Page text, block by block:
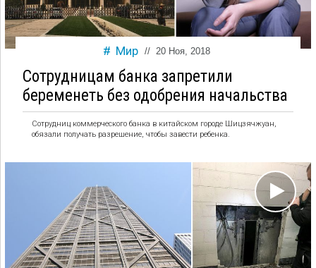
Мир // 20 Ноя, 2018
Сотрудницам банка запретили
беременеть без одобрения начальства
Сотрудниц коммерческого банка в китайском городе Шицзячжуан,
обязали получать разрешение, чтобы завести ребенка.